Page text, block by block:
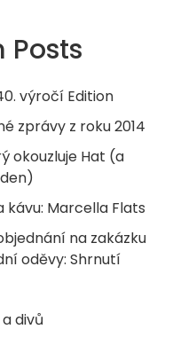
Posts
výročí Edition
zprávy z roku 2014
okouzluje Hat (a
kávu: Marcella Flats
na zakázku
oděvy: Shrnutí
divů